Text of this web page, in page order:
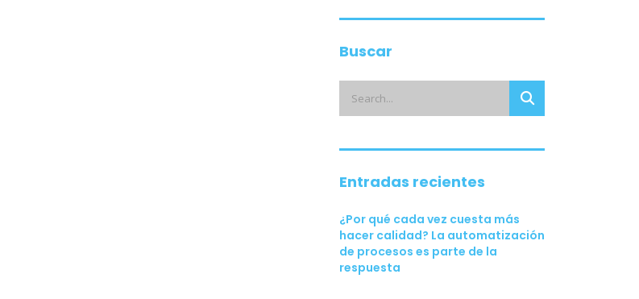
Buscar
Entradas recientes
¿Por qué cada vez cuesta más
hacer calidad? La automatización
de procesos es parte de la
respuesta